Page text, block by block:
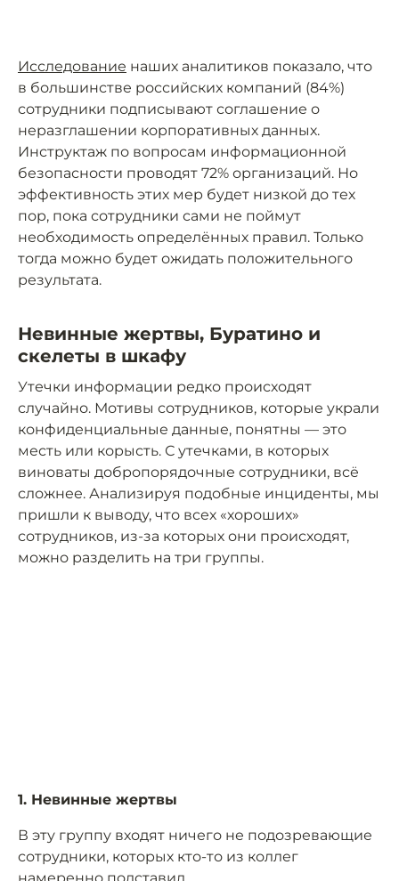
Исследование наших аналитиков показало, что
в большинстве российских компаний (84%)
сотрудники подписывают соглашение о
неразглашении корпоративных данных.
Инструктаж по вопросам информационной
безопасности проводят 72% организаций. Но
эффективность этих мер будет низкой до тех
пор, пока сотрудники сами не поймут
необходимость определённых правил. Только
тогда можно будет ожидать положительного
результата.
Невинные жертвы, Буратино и
скелеты в шкафу
Утечки информации редко происходят
случайно. Мотивы сотрудников, которые украли
конфиденциальные данные, понятны — это
месть или корысть. С утечками, в которых
виноваты добропорядочные сотрудники, всё
сложнее. Анализируя подобные инциденты, мы
пришли к выводу, что всех «хороших»
сотрудников, из-за которых они происходят,
можно разделить на три группы.
1. Невинные жертвы
В эту группу входят ничего не подозревающие
сотрудники, которых кто-то из коллег